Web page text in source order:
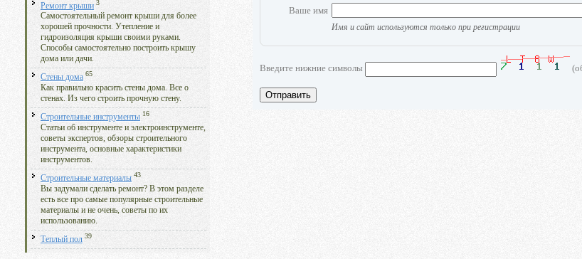
Ремонт крыши 3
Самостоятельный ремонт крыши для более
хорошей прочности. Утепление и
гидроизоляция крыши своими руками.
Способы самостоятельно построить крышу
дома или дачи.
Стены дома 65
Как правильно красить стены дома. Все о
стенах. Из чего строить прочную стену.
Строительные инструменты 16
Статьи об инструменте и электроинструменте,
советы экспертов, обзоры строительного
инструмента, основные характеристики
инструментов.
Строительные материалы 43
Вы задумали сделать ремонт? В этом разделе
есть все про самые популярные строительные
материалы и не очень, советы по их
использованию.
Теплый пол 39
Ваше имя
Имя и сайт используются только при регистрации
Введите нижние символы
Отправить